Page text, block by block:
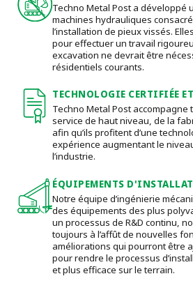
Techno Metal Post a développé
machines hydrauliques
l’installation de pieux vissés.
pour effectuer un travail
excavation ne devrait être
résidentiels courants.
TECHNOLOGIE CERTIFIÉE
Techno Metal Post accompagne
service de haut niveau, de la
afin qu’ils profitent d’une
expérience augmentant le
l’industrie.
ÉQUIPEMENTS
Notre équipe d’ingénierie
des équipements des plus
un processus de R&D continu,
toujours à l’affût de nouvelles
améliorations qui pourront être
pour rendre le processus
et plus efficace sur le terrain.